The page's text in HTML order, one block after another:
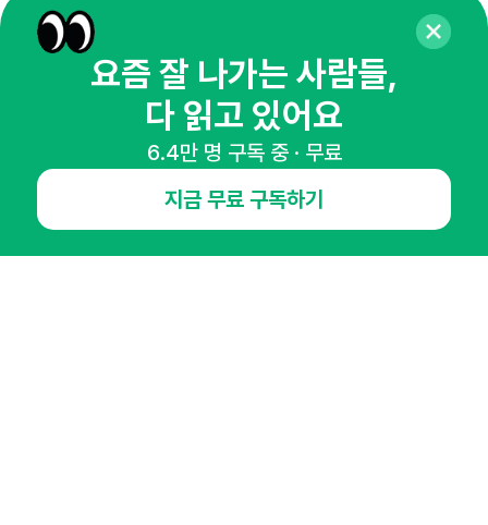
65,043명의 마케터를 성장시키는 뉴스레터
뉴스레터 구독하기
NHN AD
오픈애즈란 공지사항 제휴문의
인사이터 신청
뉴스레터
광고안내
요즘 잘 나가는 사람들,
다 읽고 있어요
6.4만 명 구독 중 · 무료
지금 무료 구독하기